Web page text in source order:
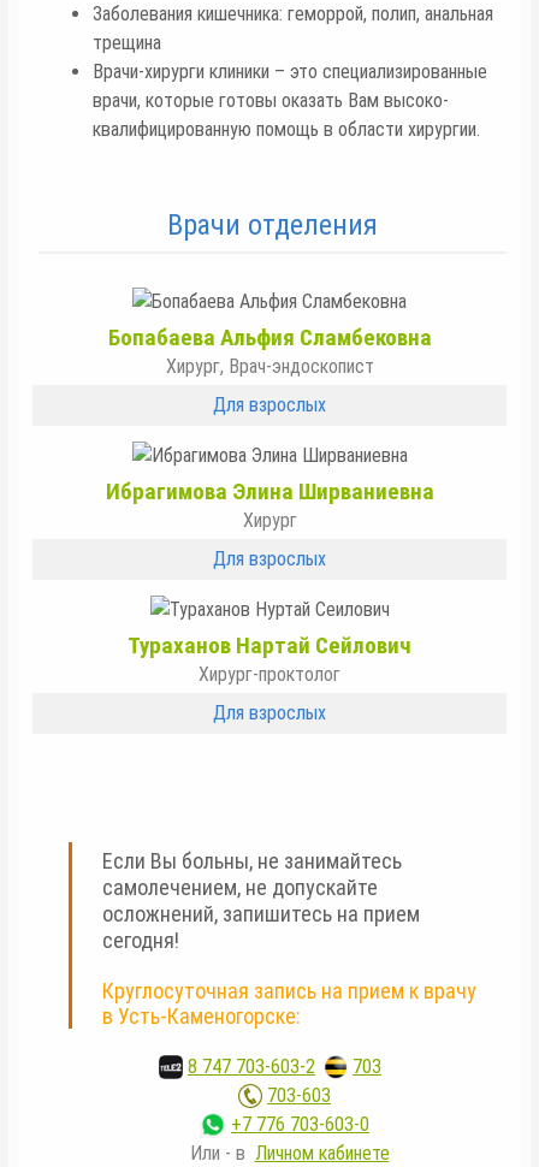
Заболевания кишечника: геморрой, полип, анальная
трещина
Врачи-хирурги клиники – это специализированные
врачи, которые готовы оказать Вам высоко-
квалифицированную помощь в области хирургии.
Врачи отделения
Бопабаева Альфия Сламбековна
Хирург, Врач-эндоскопист
Для взрослых
Ибрагимова Элина Ширваниевна
Хирург
Для взрослых
Тураханов Нартай Сейлович
Хирург-проктолог
Для взрослых
Если Вы больны, не занимайтесь
самолечением, не допускайте
осложнений, запишитесь на прием
сегодня!
Круглосуточная запись на прием к врачу
в Усть-Каменогорске:
8 747 703-603-2
703
703-603
+7 776 703-603-0
Или - в Личном кабинете